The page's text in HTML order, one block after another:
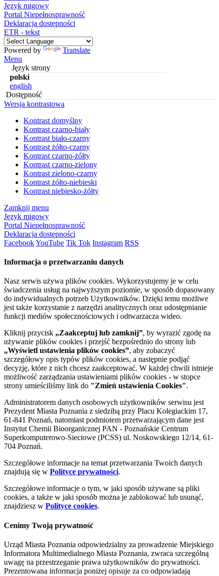
Język migowy
Portal Niepełnosprawność
Deklaracja dostępności
ETR - tekst
Powered by
Translate
Menu
Język strony
polski
english
Dostępność
Wersja kontrastowa
Kontrast domyślny
Kontrast czarno-biały
Kontrast biało-czarny
Kontrast żółto-czarny
Kontrast czarno-żółty
Kontrast czarno-zielony
Kontrast zielono-czarny
Kontrast żółto-niebieski
Kontrast niebiesko-żółty
Zamknij menu
Język migowy
Portal Niepełnosprawność
Deklaracja dostępności
FacebookYouTube Tik Tok Instagram RSS
Informacja o przetwarzaniu danych
Nasz serwis używa plików cookies. Wykorzystujemy je w celu
świadczenia usług na najwyższym poziomie, w sposób dopasowany
do indywidualnych potrzeb Użytkowników. Dzięki temu możliwe
jest także korzystanie z narzędzi analitycznych oraz udostępnianie
funkcji mediów społecznościowych i odtwarzacza wideo.
Kliknij przycisk „Zaakceptuj lub zamknij”, by wyrazić zgodę na
używanie plików cookies i przejść bezpośrednio do strony lub
„Wyświetl ustawienia plików cookies”, aby zobaczyć
szczegółowy opis typów plików cookies, a następnie podjąć
decyzję, które z nich chcesz zaakceptować. W każdej chwili istnieje
możliwość zarządzania ustawieniami plików cookies - w stopce
strony umieściliśmy link do "Zmień ustawienia Cookies".
Administratorem danych osobowych użytkowników serwisu jest
Prezydent Miasta Poznania z siedzibą przy Placu Kolegiackim 17,
61-841 Poznań, natomiast podmiotem przetwarzającym dane jest
Instytut Chemii Bioorganicznej PAN - Poznańskie Centrum
Superkomputerowo-Sieciowe (PCSS) ul. Noskowskiego 12/14, 61-
704 Poznań.
Szczegółowe informacje na temat przetwarzania Twoich danych
znajdują się w Polityce prywatności.
Szczegółowe informacje o tym, w jaki sposób używane są pliki
cookies, a także w jaki sposób można je zablokować lub usunąć,
znajdziesz w Polityce cookies.
Cenimy Twoją prywatność
Urząd Miasta Poznania odpowiedzialny za prowadzenie Miejskiego
Informatora Multimedialnego Miasta Poznania, zwraca szczególną
uwagę na przestrzeganie prawa użytkowników do prywatności.
Prezentowana informacja poniżej opisuje za co odpowiadają